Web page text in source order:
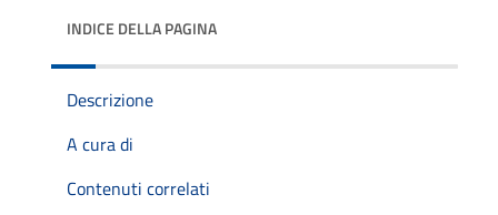
INDICE DELLA PAGINA
Descrizione
A cura di
Contenuti correlati